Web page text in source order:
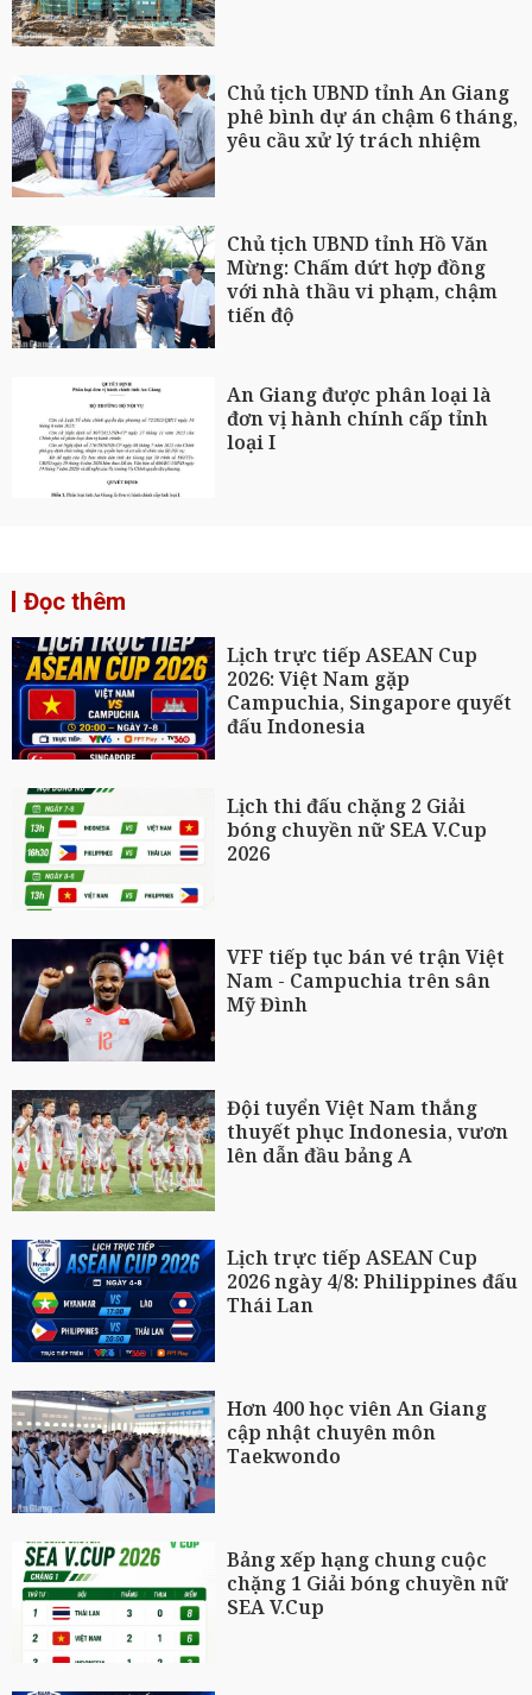
Chủ tịch UBND tỉnh An Giang
phê bình dự án chậm 6 tháng,
yêu cầu xử lý trách nhiệm
Chủ tịch UBND tỉnh Hồ Văn
Mừng: Chấm dứt hợp đồng
với nhà thầu vi phạm, chậm
tiến độ
An Giang được phân loại là
đơn vị hành chính cấp tỉnh
loại I
Đọc thêm
Lịch trực tiếp ASEAN Cup
2026: Việt Nam gặp
Campuchia, Singapore quyết
đấu Indonesia
Lịch thi đấu chặng 2 Giải
bóng chuyền nữ SEA V.Cup
2026
VFF tiếp tục bán vé trận Việt
Nam - Campuchia trên sân
Mỹ Đình
Đội tuyển Việt Nam thắng
thuyết phục Indonesia, vươn
lên dẫn đầu bảng A
Lịch trực tiếp ASEAN Cup
2026 ngày 4/8: Philippines đấu
Thái Lan
Hơn 400 học viên An Giang
cập nhật chuyên môn
Taekwondo
Bảng xếp hạng chung cuộc
chặng 1 Giải bóng chuyền nữ
SEA V.Cup